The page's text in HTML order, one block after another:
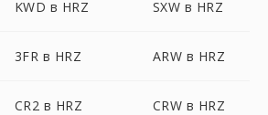
KWD в HRZ SXW в HRZ
3FR в HRZ ARW в HRZ
CR2 в HRZ CRW в HRZ